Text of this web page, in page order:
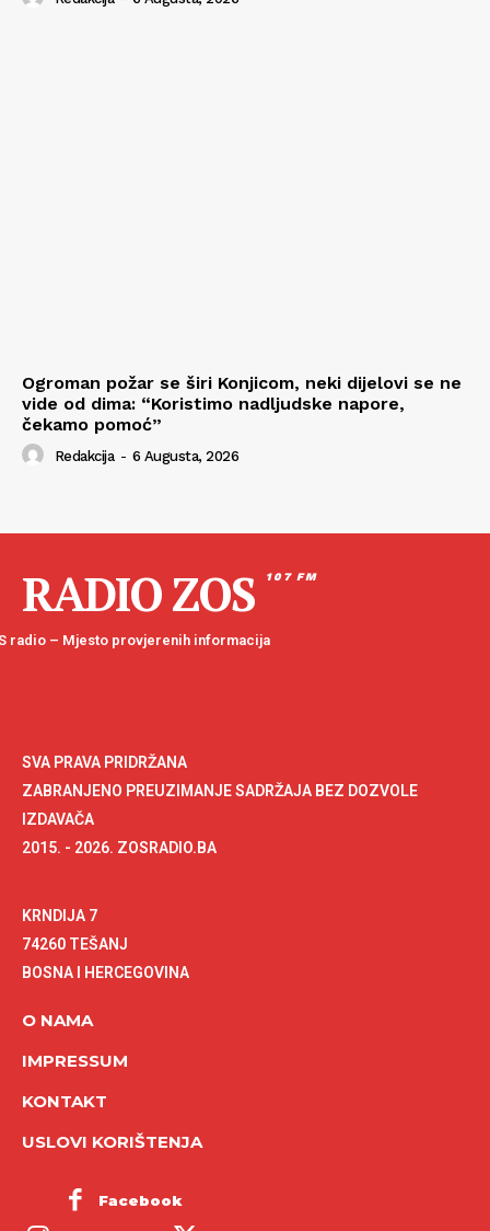
Ogroman požar se širi Konjicom, neki dijelovi se ne
vide od dima: “Koristimo nadljudske napore,
čekamo pomoć”
Redakcija - 6 Augusta, 2026
RADIO ZOS 107 FM
radio – Mjesto provjerenih informacija
SVA PRAVA PRIDRŽANA
ZABRANJENO PREUZIMANJE SADRŽAJA BEZ DOZVOLE
IZDAVAČA
2015. - 2026. ZOSRADIO.BA
KRNDIJA 7
74260 TEŠANJ
BOSNA I HERCEGOVINA
O NAMA
IMPRESSUM
KONTAKT
USLOVI KORIŠTENJA
Facebook